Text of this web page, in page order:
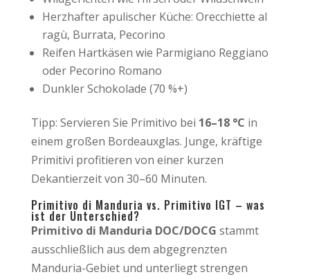
Herzhafter apulischer Küche: Orecchiette al
ragù, Burrata, Pecorino
Reifen Hartkäsen wie Parmigiano Reggiano
oder Pecorino Romano
Dunkler Schokolade (70 %+)
Tipp: Servieren Sie Primitivo bei 16–18 °C in
einem großen Bordeauxglas. Junge, kräftige
Primitivi profitieren von einer kurzen
Dekantierzeit von 30–60 Minuten.
Primitivo di Manduria vs. Primitivo IGT – was
ist der Unterschied?
Primitivo di Manduria DOC/DOCG stammt
ausschließlich aus dem abgegrenzten
Manduria-Gebiet und unterliegt strengen